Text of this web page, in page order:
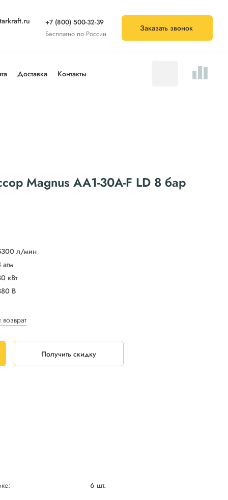
+7 (800) 500-32-39
Бесплатно по России
Заказать звонок
Доставка Контакты
Magnus АА1-30A-F LD 8 бар
л/мин
атм
кВт
В
возврат
Получить скидку
6 шт.